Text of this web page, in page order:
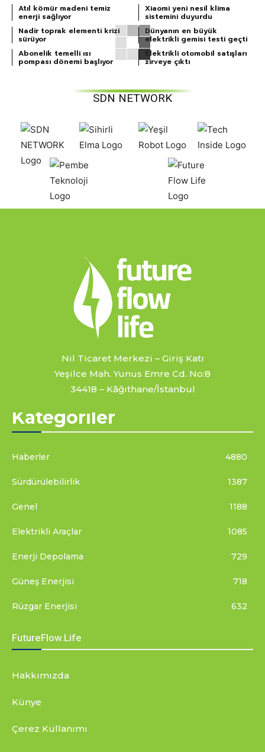
Atıl kömür madeni temiz
enerji sağlıyor
Xiaomi yeni nesil klima
sistemini duyurdu
Nadir toprak elementi krizi
sürüyor
Dünyanın en büyük
elektrikli gemisi testi geçti
Abonelik temelli ısı
pompası dönemi başlıyor
Elektrikli otomobil satışları
zirveye çıktı
SDN NETWORK
Nil Ticaret Merkezi – Giriş Katı
Yeşilce Mah. Yunus Emre Cd. No:8
34418 – Kâğıthane/İstanbul
Kategoriler
Haberler 4880
Sürdürülebilirlik 1387
Genel 1188
Elektrikli Araçlar 1085
Enerji Depolama 729
Güneş Enerjisi 718
Rüzgar Enerjisi 632
FutureFlow.Life
Hakkımızda
Künye
Çerez Kullanımı